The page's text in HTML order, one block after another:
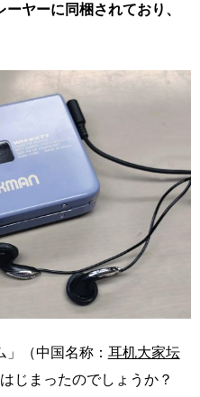
ヤーに同梱されており、
（中国名称： 耳机大家坛
じまったのでしょうか？